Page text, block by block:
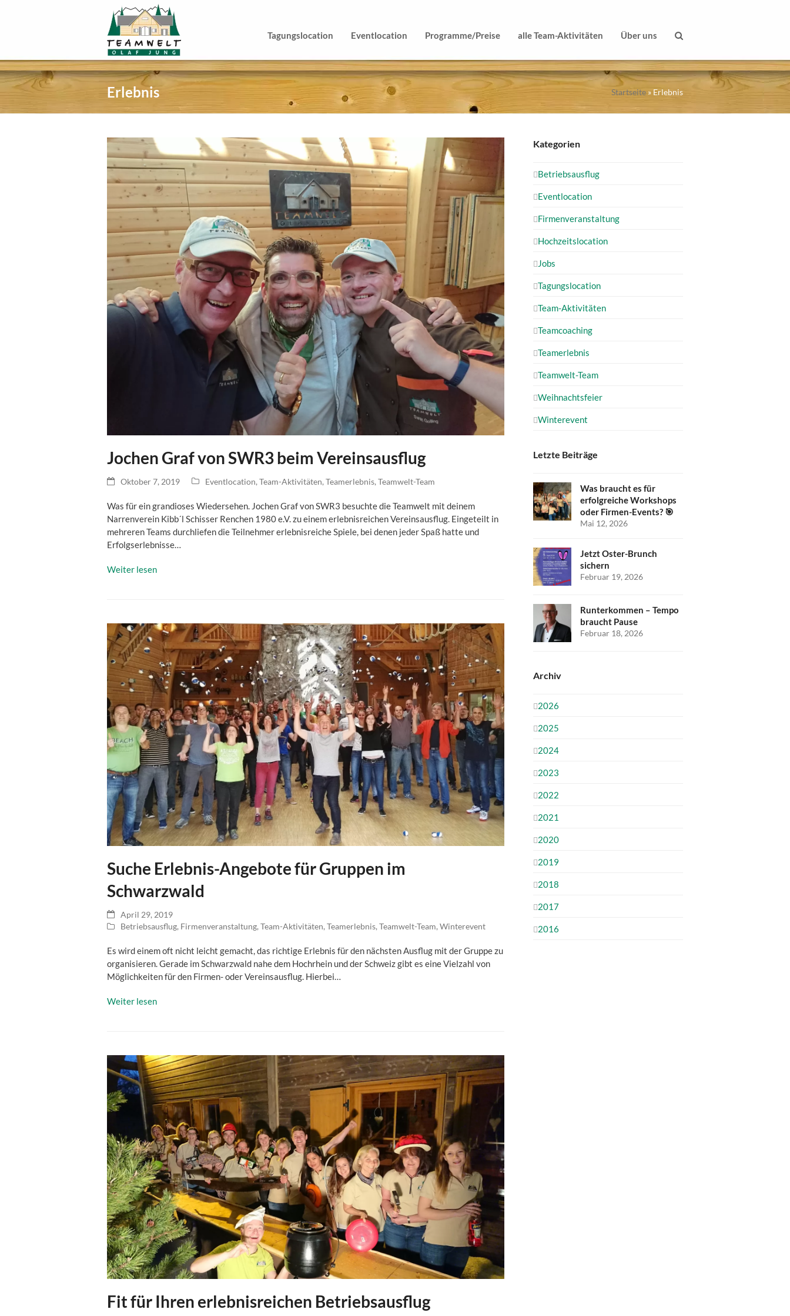
Tagungslocation Eventlocation Programme/Preise alle Team-Aktivitäten Über uns
Erlebnis Startseite » Erlebnis
Jochen Graf von SWR3 beim Vereinsausflug
Oktober 7, 2019 Eventlocation, Team-Aktivitäten, Teamerlebnis, Teamwelt-Team
Was für ein grandioses Wiedersehen. Jochen Graf von SWR3 besuchte die Teamwelt mit deinem
Narrenverein Kibb´l Schisser Renchen 1980 e.V. zu einem erlebnisreichen Vereinsausflug. Eingeteilt in
mehreren Teams durchliefen die Teilnehmer erlebnisreiche Spiele, bei denen jeder Spaß hatte und
Erfolgserlebnisse…
Weiter lesen
Suche Erlebnis-Angebote für Gruppen im
Schwarzwald
April 29, 2019
Betriebsausflug, Firmenveranstaltung, Team-Aktivitäten, Teamerlebnis, Teamwelt-Team, Winterevent
Es wird einem oft nicht leicht gemacht, das richtige Erlebnis für den nächsten Ausflug mit der Gruppe zu
organisieren. Gerade im Schwarzwald nahe dem Hochrhein und der Schweiz gibt es eine Vielzahl von
Möglichkeiten für den Firmen- oder Vereinsausflug. Hierbei…
Weiter lesen
Fit für Ihren erlebnisreichen Betriebsausflug
Kategorien
Betriebsausflug
Eventlocation
Firmenveranstaltung
Hochzeitslocation
Jobs
Tagungslocation
Team-Aktivitäten
Teamcoaching
Teamerlebnis
Teamwelt-Team
Weihnachtsfeier
Winterevent
Letzte Beiträge
Was braucht es für
erfolgreiche Workshops
oder Firmen-Events? 🎯
Mai 12, 2026
Jetzt Oster-Brunch
sichern
Februar 19, 2026
Runterkommen – Tempo
braucht Pause
Februar 18, 2026
Archiv
2026
2025
2024
2023
2022
2021
2020
2019
2018
2017
2016